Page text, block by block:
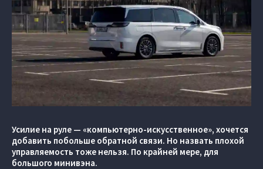
Усилие на руле — «компьютерно-искусственное», хочется
добавить побольше обратной связи. Но назвать плохой
управляемость тоже нельзя. По крайней мере, для
большого минивэна.